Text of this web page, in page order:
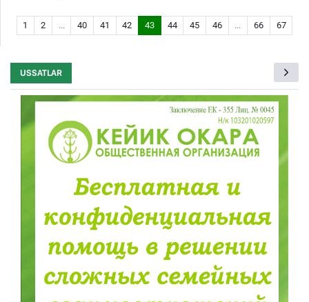
1 2 ... 40 41 42 43 44 45 46 ... 66 67
USSATLAR